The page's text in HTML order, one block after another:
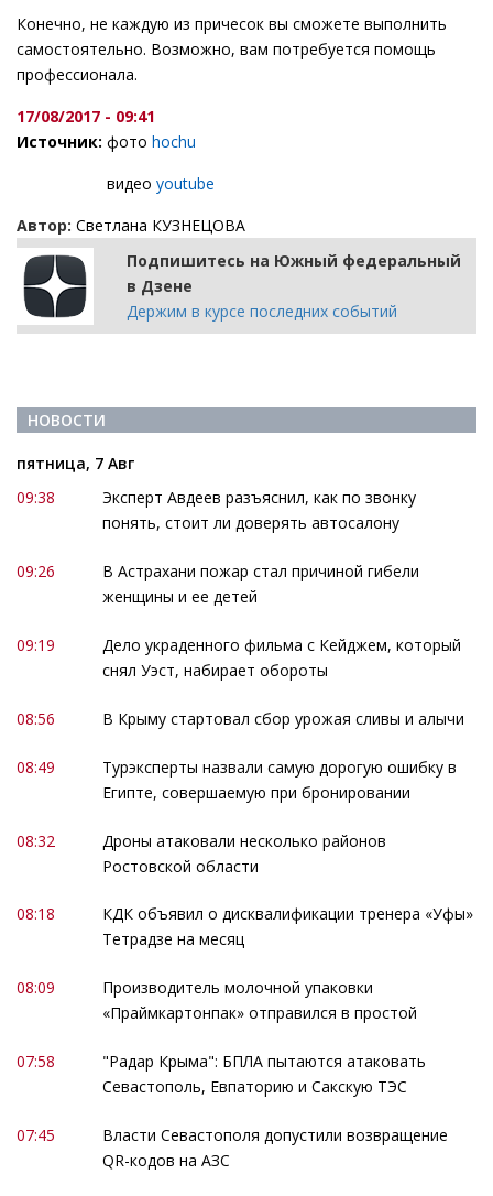
Конечно, не каждую из причесок вы сможете выполнить
самостоятельно. Возможно, вам потребуется помощь
профессионала.
17/08/2017 - 09:41
Источник: фото hochu
видео youtube
Автор: Светлана КУЗНЕЦОВА
Подпишитесь на Южный федеральный
в Дзене
Держим в курсе последних событий
НОВОСТИ
пятница, 7 Авг
09:38
Эксперт Авдеев разъяснил, как по звонку
понять, стоит ли доверять автосалону
09:26
В Астрахани пожар стал причиной гибели
женщины и ее детей
09:19
Дело украденного фильма с Кейджем, который
снял Уэст, набирает обороты
08:56 В Крыму стартовал сбор урожая сливы и алычи
08:49
Турэксперты назвали самую дорогую ошибку в
Египте, совершаемую при бронировании
08:32
Дроны атаковали несколько районов
Ростовской области
08:18
КДК объявил о дисквалификации тренера «Уфы»
Тетрадзе на месяц
08:09
Производитель молочной упаковки
«Праймкартонпак» отправился в простой
07:58
"Радар Крыма": БПЛА пытаются атаковать
Севастополь, Евпаторию и Сакскую ТЭС
07:45
Власти Севастополя допустили возвращение
QR-кодов на АЗС